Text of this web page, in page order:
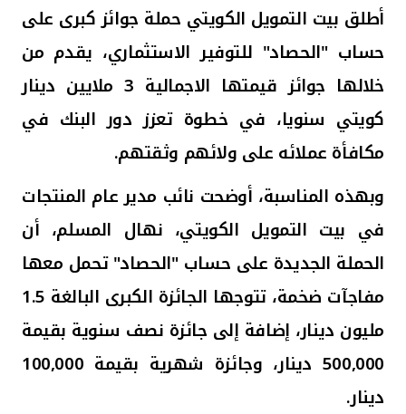
أدوات وخدمات
خدمات ما بعد البيع
اتصل بنا
مواقع الفروع وأجهزة الصرف الآلي
ألمانيا
ماليزيا
تركيا
أطلق بيت التمويل الكويتي حملة جوائز كبرى على
حساب "الحصاد" للتوفير الاستثماري، يقدم من
خلالها جوائز قيمتها الاجمالية 3 ملايين دينار
كويتي سنويا، في خطوة تعزز دور البنك في
مكافأة عملائه على ولائهم وثقتهم.
وبهذه المناسبة، أوضحت نائب مدير عام المنتجات
في بيت التمويل الكويتي، نهال المسلم، أن
الحملة الجديدة على حساب"الحصاد"تحمل معها
مفاجآت ضخمة، تتوجها الجائزة الكبرى البالغة 1.5
مليون دينار، إضافة إلى جائزة نصف سنوية بقيمة
500,000 دينار، وجائزة شهرية بقيمة 100,000
دينار.